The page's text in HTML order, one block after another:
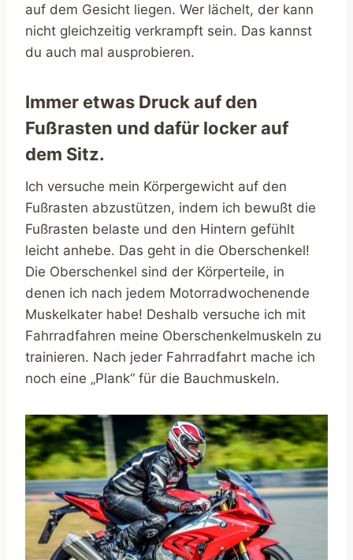
auf dem Gesicht liegen. Wer lächelt, der kann
nicht gleichzeitig verkrampft sein. Das kannst
du auch mal ausprobieren.
Immer etwas Druck auf den
Fußrasten und dafür locker auf
dem Sitz.
Ich versuche mein Körpergewicht auf den
Fußrasten abzustützen, indem ich bewußt die
Fußrasten belaste und den Hintern gefühlt
leicht anhebe. Das geht in die Oberschenkel!
Die Oberschenkel sind der Körperteile, in
denen ich nach jedem Motorradwochenende
Muskelkater habe! Deshalb versuche ich mit
Fahrradfahren meine Oberschenkelmuskeln zu
trainieren. Nach jeder Fahrradfahrt mache ich
noch eine „Plank“ für die Bauchmuskeln.